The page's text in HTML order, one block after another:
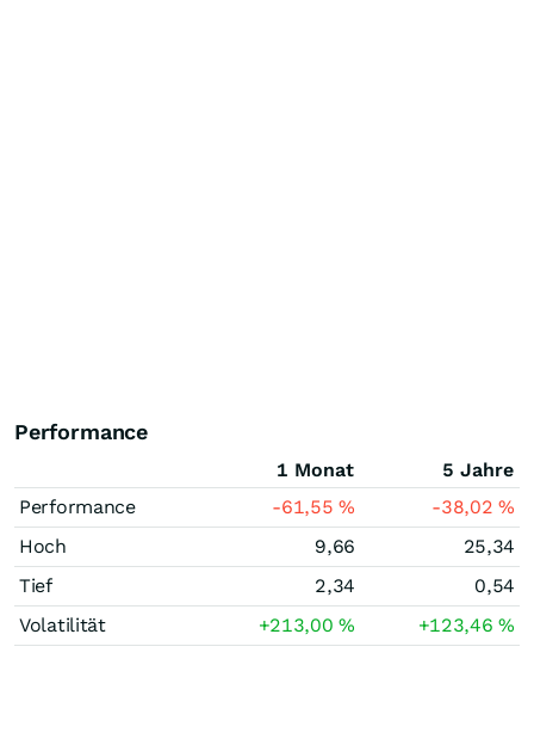
Performance
1 Monat
5 Jahre
Performance
-61,55% -38,02%
Hoch
9,66
25,34
Tief
2,34
0,54
Volatilität
+213,00% +123,46%